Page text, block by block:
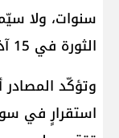
سنوات، ولا
الثورة في 15 آذار 2011.
وتؤكّد
استقرارٍ في